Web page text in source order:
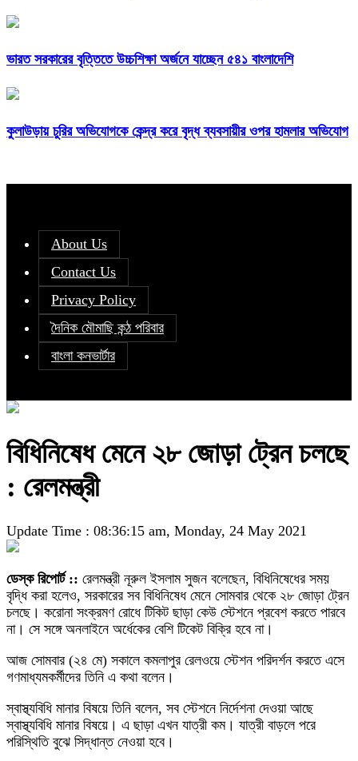
ভারত সরকারের বৃত্তিতে উচ্চশিক্ষা অর্জনে যাচ্ছেন ৫৪১ বাংলাদেশি
কুলাউড়ায় চুরির অভিযোগকে কেন্দ্র করে বৃদ্ধ ব্যবসায়ীর ওপর হামলার অভিযোগ
About Us
Contact Us
Privacy Policy
দৈনিক মৌমাছি কন্ঠ পরিবার
বাংলা কনভার্টার
বিধিনিষেধ মেনে ২৮ জোড়া ট্রেন চলছে
: রেলমন্ত্রী
Update Time : 08:36:15 am, Monday, 24 May 2021
ডেস্ক রিপোর্ট :: রেলমন্ত্রী নূরুল ইসলাম সুজন বলেছেন, বিধিনিষেধের সময়
বৃদ্ধি করা হলেও, সরকারের সব বিধিনিষেধ মেনে সোমবার থেকে ২৮ জোড়া ট্রেন
চলছে। করোনা সংক্রমণ রোধে টিকিট ছাড়া কেউ স্টেশনে প্রবেশ করতে পারবে
না। সে সঙ্গে অনলাইনে অর্ধেকের বেশি টিকেট বিক্রি হবে না।
আজ সোমবার (২৪ মে) সকালে কমলাপুর রেলওয়ে স্টেশন পরিদর্শন করতে এসে
গণমাধ্যমকর্মীদের তিনি এ কথা বলেন।
স্বাস্থ্যবিধি মানার বিষয়ে তিনি বলেন, সব স্টেশনে নির্দেশনা দেওয়া আছে
স্বাস্থ্যবিধি মানার বিষয়ে। এ ছাড়া এখন যাত্রী কম। যাত্রী বাড়লে পরে
পরিস্থিতি বুঝে সিদ্ধান্ত নেওয়া হবে।